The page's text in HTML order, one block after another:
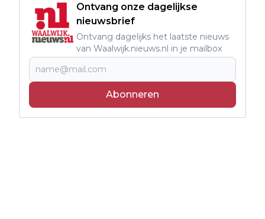
Ontvang onze dagelijkse
nieuwsbrief
Ontvang dagelijks het laatste nieuws
van Waalwijk.nieuws.nl in je mailbox
Abonneren